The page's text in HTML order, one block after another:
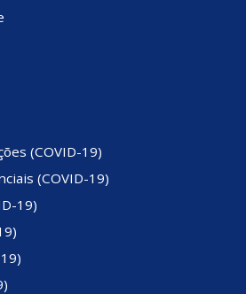
(COVID-19)
(COVID-19)
19)